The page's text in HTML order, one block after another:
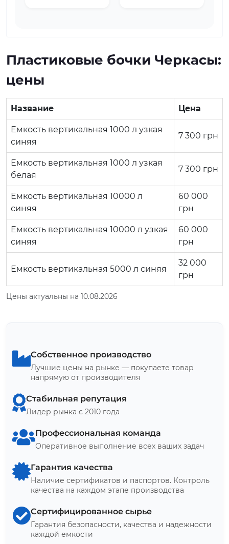
Пластиковые бочки Черкасы:
цены
Название Цена
Емкость вертикальная 1000 л узкая
синяя
7 300 грн
Емкость вертикальная 1000 л узкая
белая
7 300 грн
Емкость вертикальная 10000 л
синяя
60 000
грн
Емкость вертикальная 10000 л узкая
синяя
60 000
грн
Емкость вертикальная 5000 л синяя
32 000
грн
Цены актуальны на 10.08.2026
Собственное производство
Лучшие цены на рынке — покупаете товар
напрямую от производителя
Стабильная репутация
Лидер рынка с 2010 года
Профессиональная команда
Оперативное выполнение всех ваших задач
Гарантия качества
Наличие сертификатов и паспортов. Контроль
качества на каждом этапе производства
Сертифицированное сырье
Гарантия безопасности, качества и надежности
каждой емкости